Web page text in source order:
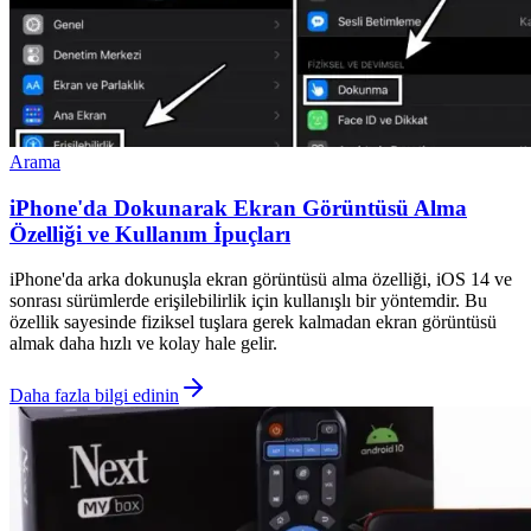
Arama
iPhone'da Dokunarak Ekran Görüntüsü Alma
Özelliği ve Kullanım İpuçları
iPhone'da arka dokunuşla ekran görüntüsü alma özelliği, iOS 14 ve
sonrası sürümlerde erişilebilirlik için kullanışlı bir yöntemdir. Bu
özellik sayesinde fiziksel tuşlara gerek kalmadan ekran görüntüsü
almak daha hızlı ve kolay hale gelir.
Daha fazla bilgi edinin